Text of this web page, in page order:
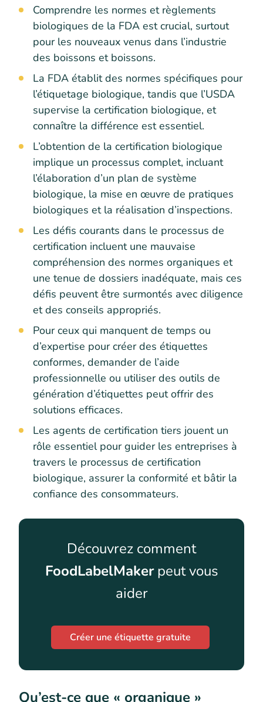
Comprendre les normes et règlements
biologiques de la FDA est crucial, surtout
pour les nouveaux venus dans l’industrie
des boissons et boissons.
La FDA établit des normes spécifiques pour
l’étiquetage biologique, tandis que l’USDA
supervise la certification biologique, et
connaître la différence est essentiel.
L’obtention de la certification biologique
implique un processus complet, incluant
l’élaboration d’un plan de système
biologique, la mise en œuvre de pratiques
biologiques et la réalisation d’inspections.
Les défis courants dans le processus de
certification incluent une mauvaise
compréhension des normes organiques et
une tenue de dossiers inadéquate, mais ces
défis peuvent être surmontés avec diligence
et des conseils appropriés.
Pour ceux qui manquent de temps ou
d’expertise pour créer des étiquettes
conformes, demander de l’aide
professionnelle ou utiliser des outils de
génération d’étiquettes peut offrir des
solutions efficaces.
Les agents de certification tiers jouent un
rôle essentiel pour guider les entreprises à
travers le processus de certification
biologique, assurer la conformité et bâtir la
confiance des consommateurs.
Découvrez comment
FoodLabelMakerpeut vous
aider
Créer une étiquette gratuite
Qu’est-ce que « organique »